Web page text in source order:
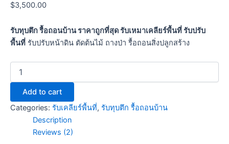
$3,500.00
รับทุบตึก รื้อถอนบ้าน ราคาถูกที่สุด รับเหมาเคลียร์พื้นที่ รับปรับ
พื้นที่ รับปรับหน้าดิน ตัดต้นไม้ ถางป่า รื้อถอนสิ่งปลูกสร้าง
Add to cart
Categories: รับเคลียร์พื้นที่, รับทุบตึก รื้อถอนบ้าน
Description
Reviews (2)